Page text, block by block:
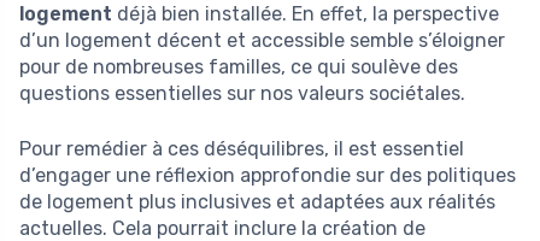
logement déjà bien installée. En effet, la perspective
d’un logement décent et accessible semble s’éloigner
pour de nombreuses familles, ce qui soulève des
questions essentielles sur nos valeurs sociétales.
Pour remédier à ces déséquilibres, il est essentiel
d’engager une réflexion approfondie sur des politiques
de logement plus inclusives et adaptées aux réalités
actuelles. Cela pourrait inclure la création de